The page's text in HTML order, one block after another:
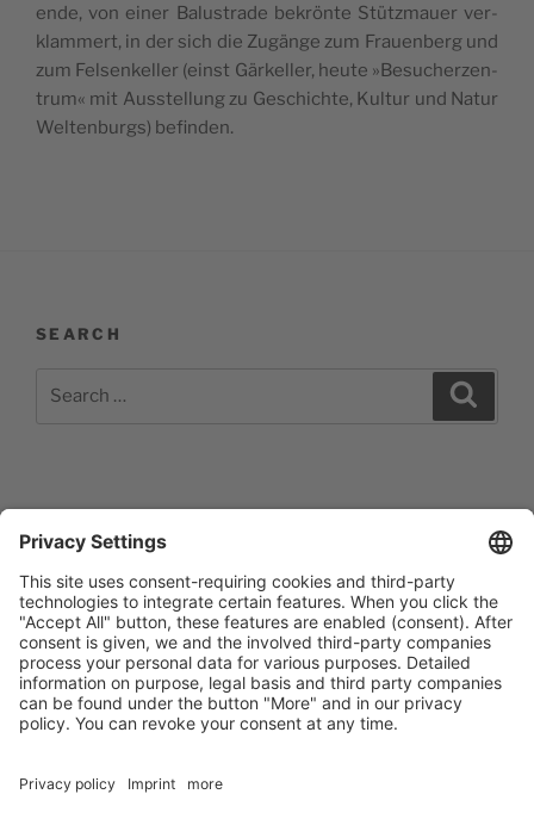
ende, von einer Balu­s­tr­ade bekrön­te Stütz­ma­u­er ver­
klam­mert, in der sich die Zugän­ge zum Fra­u­en­berg und
zum Fel­sen­kel­ler (einst Gär­kel­ler, heu­te »Besuc­her­zen­
trum« mit Aus­s­tel­lung zu Gesc­hic­hte, Kul­tur und Natur
Wel­ten­burgs) befinden.
SEARCH
Impressum
Barrierefreiheitserklärung
Datenschutzerklärung
Newsletter abonieren